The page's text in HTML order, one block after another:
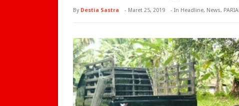
By Destia Sastra - Maret 25, 2019 - In Headline, News,